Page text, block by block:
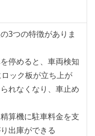
3つの特徴がありま
停めると、車両検知
ック板が立ち上が
れなくなり、車止め
算機に駐車料金を支
出庫ができる